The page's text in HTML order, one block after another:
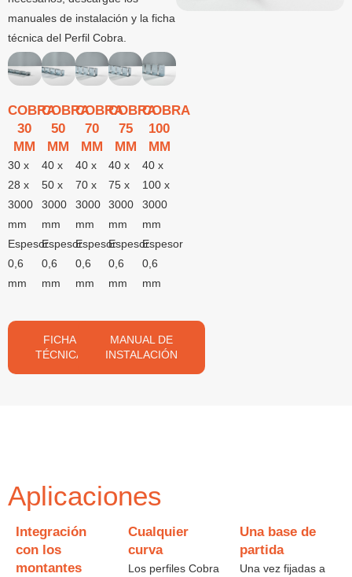
manuales de instalación y la ficha
técnica del Perfil Cobra.
COBRA
30
MM
30 x
28 x
3000
mm
Espesor
0,6
mm
COBRA
50
MM
40 x
50 x
3000
mm
Espesor
0,6
mm
COBRA
70
MM
40 x
70 x
3000
mm
Espesor
0,6
mm
COBRA
75
MM
40 x
75 x
3000
mm
Espesor
0,6
mm
COBRA
100
MM
40 x
100 x
3000
mm
Espesor
0,6
mm
FICHA
TÉCNICA
MANUAL DE
INSTALACIÓN
Aplicaciones
Integración
con los
montantes
Cualquier
curva
Los perfiles Cobra
Una base de
partida
Una vez fijadas a